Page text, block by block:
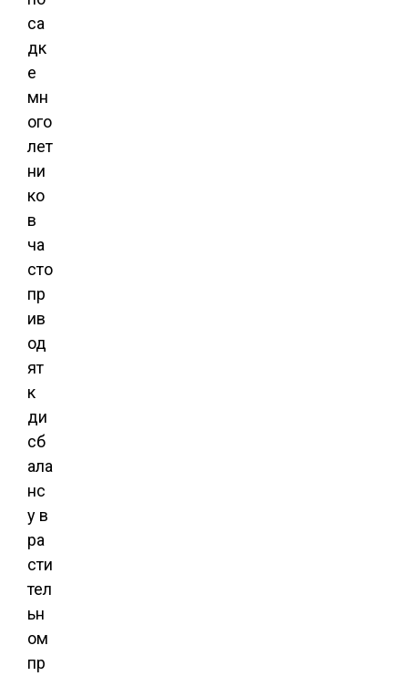
са
дк
е
мн
ого
лет
ни
ко
в
ча
сто
пр
ив
од
ят
к
ди
сб
ала
нс
у в
ра
сти
тел
ьн
ом
пр